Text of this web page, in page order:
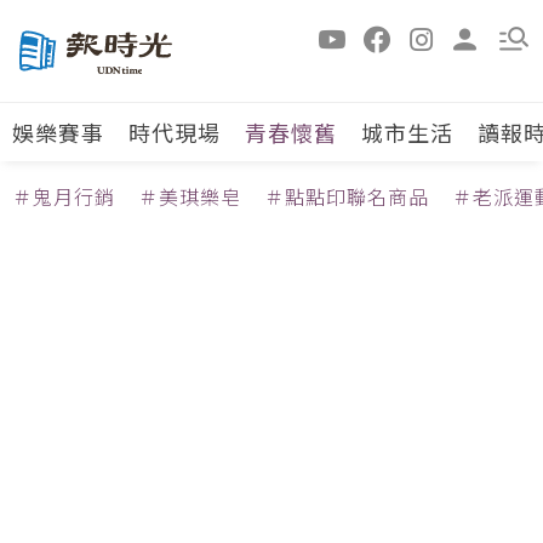
娛樂賽事 時代現場 青春懷舊 城市生活 讀報
＃鬼月行銷 ＃美琪樂皂 ＃點點印聯名商品 ＃老派運